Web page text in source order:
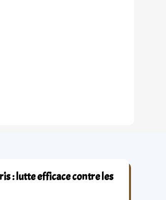
: lutte efficace contre les